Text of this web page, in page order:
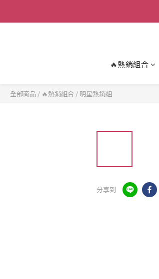
🔥熱銷組合
全部商品 / 🔥熱銷組合 / 明星熱銷組
分享到